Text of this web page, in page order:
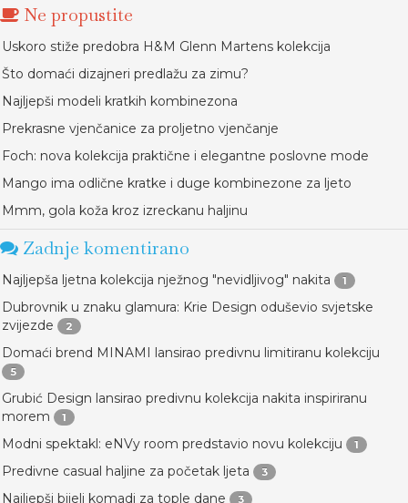
Ne propustite
Uskoro stiže predobra H&M Glenn Martens kolekcija
Što domaći dizajneri predlažu za zimu?
Najljepši modeli kratkih kombinezona
Prekrasne vjenčanice za proljetno vjenčanje
Foch: nova kolekcija praktične i elegantne poslovne mode
Mango ima odlične kratke i duge kombinezone za ljeto
Mmm, gola koža kroz izreckanu haljinu
Zadnje komentirano
Najljepša ljetna kolekcija nježnog "nevidljivog" nakita 1
Dubrovnik u znaku glamura: Krie Design oduševio svjetske
zvijezde
2
Domaći brend MINAMI lansirao predivnu limitiranu kolekciju
5
Grubić Design lansirao predivnu kolekcija nakita inspiriranu
morem
1
Modni spektakl: eNVy room predstavio novu kolekciju 1
Predivne casual haljine za početak ljeta 3
Najljepši bijeli komadi za tople dane 3